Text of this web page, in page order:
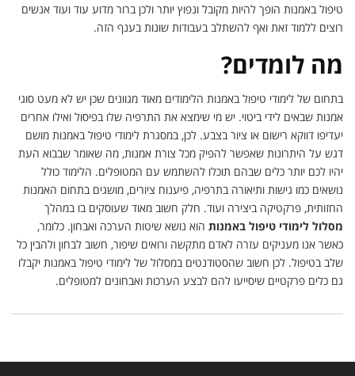
טיפול באמנות הופך להיות מקובל ונפוץ יותר ולכן ברור מדוע עוד ועוד אנשים
רוצים ללמוד זאת ואף להשתלב בעבודות שונות בענף הזה.
מה לומדים?
בתחום של לימודי טיפול באמנות הלימודים מאוד מגוונים שכן יש לא מעט סוגי
אמנות שבאים לידי ביטוי. יש מי שימצא את התרפיה שלו בפיסול ואילו אחרים
יעדיפו דווקא רישום או ציור בצבע. לכן, במסגרת לימודי טיפול באמנות מושם
דגש על היתרונות שאפשר להפיק מכל צורת אמנות, מה שאומר שבבוא העת
יהיו לכם יותר כלים שבהם תוכלו להשתמש עם המטופלים. הלימוד כולל
נושאים כמו גישות ותיאורה בתרפיה, פיענוח ציורים, מושגים בתחום האמנות
החזותית, פרקטיקה ביצירה ועוד. חלק חשוב מאוד שעוסקים בו במהלך
מסלול לימודי טיפול באמנות הוא נושא שיטות הערכה ואבחון. כלומר,
כאשר אנו מעניקים עזרה לאדם מתקשה ורואים שיפור, חשוב לבחון ולהבין כל
שלב בטיפול. לכן חשוב שהסטודנטים במסלול של לימודי טיפול באמנות יקבלו
גם כלים פרקטיים שיסייעו להם לבצע הערכות ואבחונים למטופלים.